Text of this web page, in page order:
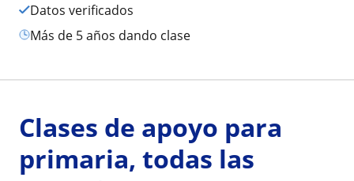
Datos verificados
más de 5 años dando clase
Clases de apoyo para
primaria, todas las